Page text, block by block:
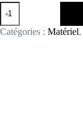
quantité
de
JT-
01
Catégories : Matériel,